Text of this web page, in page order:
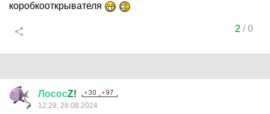
коробкооткрывателя
2 /0
ЛососZ!
12:29, 28.08.2024